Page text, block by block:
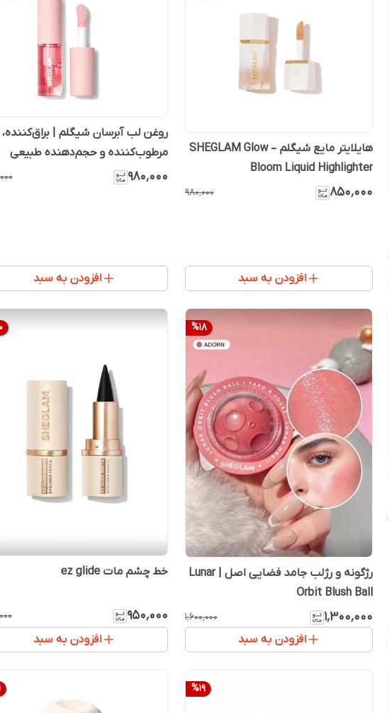
هایلایتر مایع شیگلم – SHEGLAM Glow
Bloom Liquid Highlighter
۸۵۰٬۰۰۰ ۹۸۰٬۰۰۰
افزودن به سبد
روغن لب آبرسان شیگلم | براق‌کننده،
مرطوب‌کننده و حجم‌دهنده طبیعی
۹۸۰٬۰۰۰
افزودن به سبد
%18
رژگونه و رژلب جامد فضایی اصل | Lunar
Orbit Blush Ball
۱٬۳۰۰٬۰۰۰ ۱٬۶۰۰٬۰۰۰
افزودن به سبد
خط چشم مات ez glide
۹۵۰٬۰۰۰
افزودن به سبد
%19